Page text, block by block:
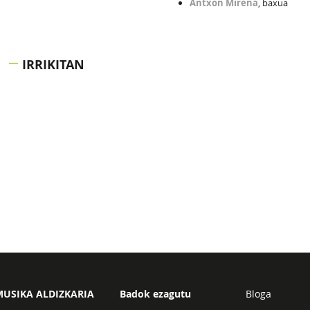
Antxon Mirena, baxua
IRRIKITAN
ALDIZKARIA
Badok ezagutu
Bloga